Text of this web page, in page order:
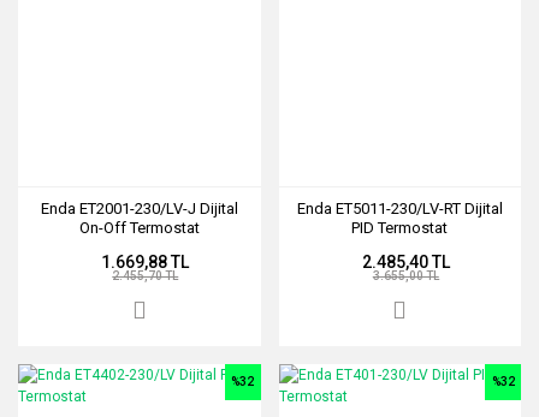
Enda ET2001-230/LV-J Dijital
On-Off Termostat
1.669,88 TL
2.455,70 TL
Enda ET5011-230/LV-RT Dijital
PID Termostat
2.485,40 TL
3.655,00 TL
%32 %32